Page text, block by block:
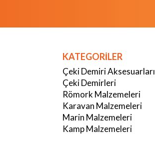
KATEGORİLER
Çeki Demiri Aksesuarları
Çeki Demirleri
Römork Malzemeleri
Karavan Malzemeleri
Marin Malzemeleri
Kamp Malzemeleri